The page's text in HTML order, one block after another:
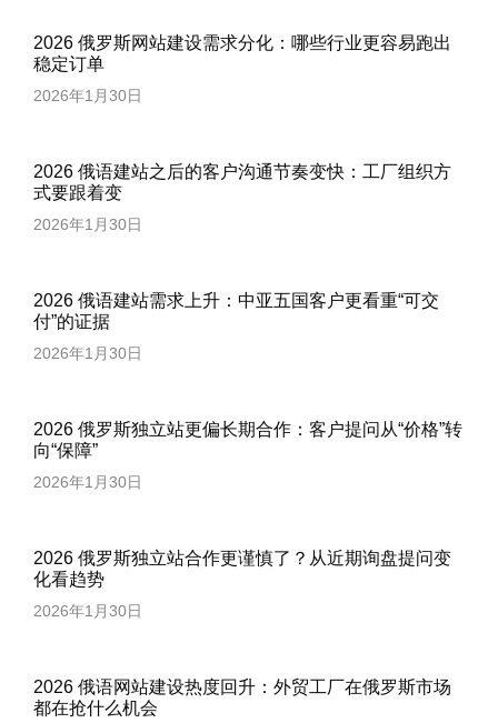
2026 俄罗斯网站建设需求分化：哪些行业更容易跑出
稳定订单
2026年1月30日
2026 俄语建站之后的客户沟通节奏变快：工厂组织方
式要跟着变
2026年1月30日
2026 俄语建站需求上升：中亚五国客户更看重“可交
付”的证据
2026年1月30日
2026 俄罗斯独立站更偏长期合作：客户提问从“价格”转
向“保障”
2026年1月30日
2026 俄罗斯独立站合作更谨慎了？从近期询盘提问变
化看趋势
2026年1月30日
2026 俄语网站建设热度回升：外贸工厂在俄罗斯市场
都在抢什么机会